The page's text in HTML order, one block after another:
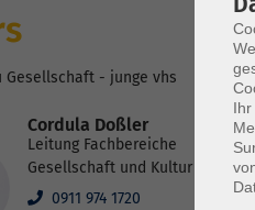
Gesellschaft - junge vhs
Cordula Doßler
Leitung Fachbereiche
Gesellschaft und Kultur
0911 974 1720